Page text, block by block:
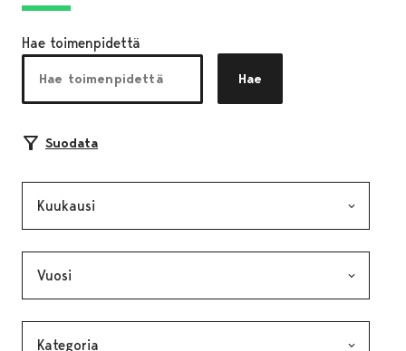
Hae toimenpidettä
Hae
Suodata